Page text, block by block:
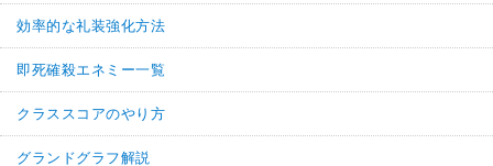
効率的な礼装強化方法
即死確殺エネミー一覧
クラススコアのやり方
グランドグラフ解説